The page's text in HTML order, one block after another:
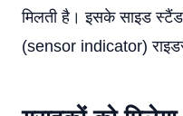
मिलती है। इसके साइड
(sensor indicator)